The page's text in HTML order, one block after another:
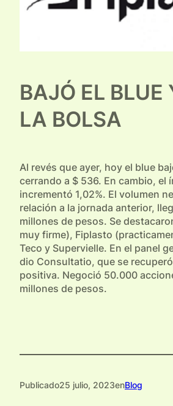
BAJÓ EL BLUE
LA BOLSA
Al revés que ayer, hoy el blue
cerrando a $ 536. En cambio, el
incrementó 1,02%. El volumen
relación a la jornada anterior,
millones de pesos. Se
muy firme), Fiplasto
Teco y Supervielle. En el panel
dio Consultatio, que se
positiva. Negoció 50.000
millones de pesos.
Publicado25 julio, 2023enBlog